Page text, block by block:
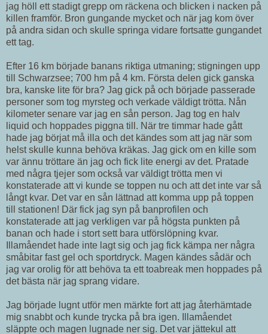
jag höll ett stadigt grepp om räckena och blicken i nacken på
killen framför. Bron gungande mycket och när jag kom över
på andra sidan och skulle springa vidare fortsatte gungandet
ett tag.
Efter 16 km började banans riktiga utmaning; stigningen upp
till Schwarzsee; 700 hm på 4 km. Första delen gick ganska
bra, kanske lite för bra? Jag gick på och började passerade
personer som tog myrsteg och verkade väldigt trötta. Nån
kilometer senare var jag en sån person. Jag tog en halv
liquid och hoppades piggna till. När tre timmar hade gått
hade jag börjat må illa och det kändes som att jag när som
helst skulle kunna behöva kräkas. Jag gick om en kille som
var ännu tröttare än jag och fick lite energi av det. Pratade
med några tjejer som också var väldigt trötta men vi
konstaterade att vi kunde se toppen nu och att det inte var så
långt kvar. Det var en sån lättnad att komma upp på toppen
till stationen! Där fick jag syn på banprofilen och
konstaterade att jag verkligen var på högsta punkten på
banan och hade i stort sett bara utförslöpning kvar.
Illamåendet hade inte lagt sig och jag fick kämpa ner några
småbitar fast gel och sportdryck. Magen kändes sådär och
jag var orolig för att behöva ta ett toabreak men hoppades på
det bästa när jag sprang vidare.
Jag började lugnt utför men märkte fort att jag återhämtade
mig snabbt och kunde trycka på bra igen. Illamåendet
släppte och magen lugnade ner sig. Det var jättekul att